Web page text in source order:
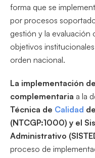
forma que se
por procesos
gestión y la evaluación
objetivos
orden nacional.
La implementación
complementaria a la
Técnica de Calidad
(NTCGP:1000) y el
Administrativo
proceso de